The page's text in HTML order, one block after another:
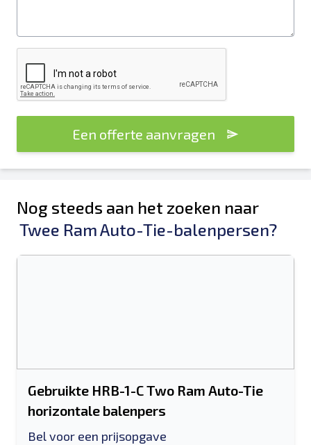
Een offerte aanvragen
Nog steeds aan het zoeken naar
Twee Ram Auto-Tie-balenpersen?
Gebruikte HRB-1-C Two Ram Auto-Tie
horizontale balenpers
Bel voor een prijsopgave